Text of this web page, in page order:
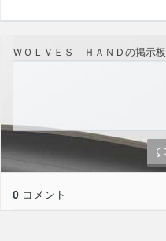
ＷＯＬＶＥＳ ＨＡＮＤの掲示板
0 コメント